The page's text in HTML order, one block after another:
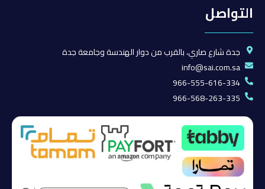
التواصل
جدة شارع صاري، بالقرب من دوار الهندسة وجامعة جدة
info@sai.com.sa
966-555-616-334
966-568-263-335